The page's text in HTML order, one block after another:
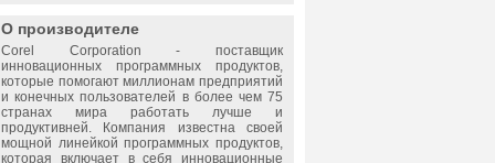
О производителе
Corel
Corporation - поставщик
инновационных программных продуктов,
которые помогают миллионам предприятий
и конечных пользователей в более чем 75
странах мира работать лучше и
продуктивней. Компания известна своей
мощной линейкой программных продуктов,
которая включает в себя инновационные